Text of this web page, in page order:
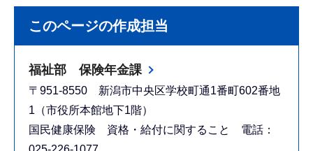
このページの作成担当
福祉部 保険年金課
〒951-8550 新潟市中央区学校町通1番町602番地
1（市役所本館地下1階）
国民健康保険 資格・給付に関すること 電話：